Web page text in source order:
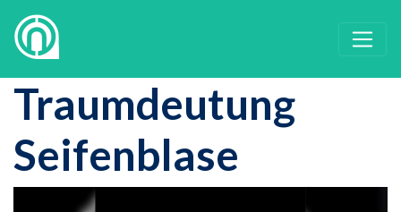
Traumdeutung
Seifenblase